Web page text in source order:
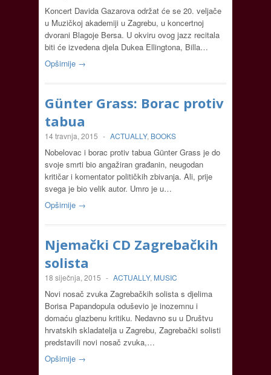
Koncert Davida Gazarova održat će se 20. veljače
u Muzičkoj akademiji u Zagrebu, u koncertnoj
dvorani Blagoje Bersa. U okviru ovog jazz recitala
biti će izvedena djela Dukea Ellingtona, Billa…
Opširnije →
Günter Grass: Borac protiv
tabua
14 travnja, 2015 - ACTUALLY, BOOKS
Nobelovac i borac protiv tabua Günter Grass je do
svoje smrti bio angažiran građanin, neugodan
kritičar i komentator političkih zbivanja. Ali, prije
svega je bio velik autor. Umro je u…
Opširnije →
Njemački CD Zagrebačkih
solista
18 siječnja, 2015 - ACTUALLY, MUSIC
Novi nosač zvuka Zagrebačkih solista s djelima
Borisa Papandopula oduševio je inozemnu i
domaću glazbenu kritiku. Nedavno su u Društvu
hrvatskih skladatelja u Zagrebu, Zagrebački solisti
predstavili novi nosač zvuka,…
Opširnije →